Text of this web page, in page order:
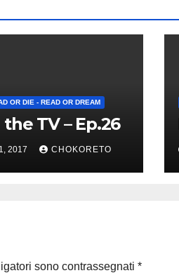
OR DIE - READ OR DREAM
the TV – Ep.26
2017 CHOKORETO
sono contrassegnati *